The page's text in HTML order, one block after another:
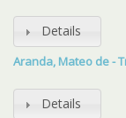
Details
Aranda, Mateo de -
Details